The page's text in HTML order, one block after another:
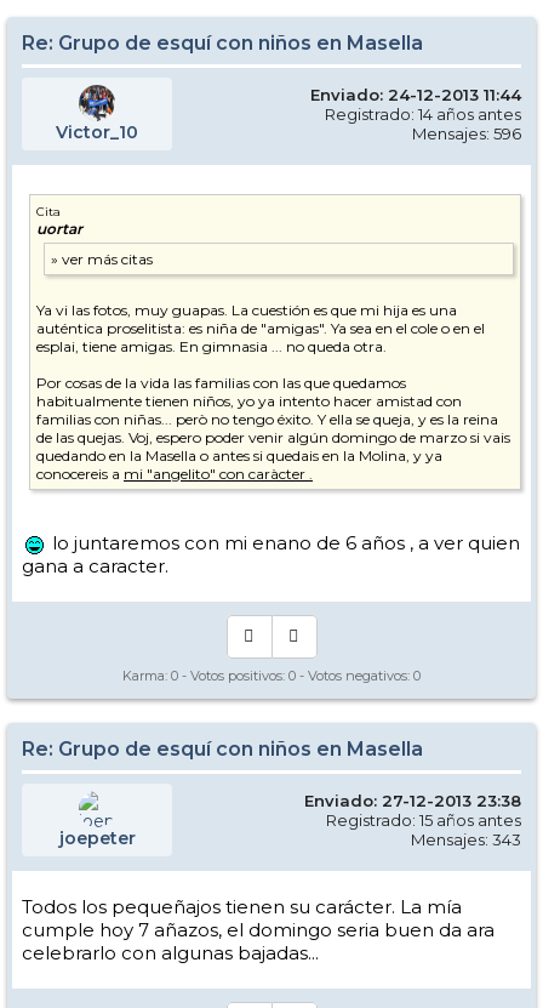
Re: Grupo de esquí con niños en Masella
Victor_10
Enviado: 24-12-2013 11:44
Registrado: 14 años antes
Mensajes: 596
Cita
uortar
Ya vi las fotos, muy guapas. La cuestión es que mi hija es una
auténtica proselitista: es niña de "amigas". Ya sea en el cole o en el
esplai, tiene amigas. En gimnasia ... no queda otra.
Por cosas de la vida las familias con las que quedamos
habitualmente tienen niños, yo ya intento hacer amistad con
familias con niñas... però no tengo éxito. Y ella se queja, y es la reina
de las quejas. Voj, espero poder venir algún domingo de marzo si vais
quedando en la Masella o antes si quedais en la Molina, y ya
conocereis a mi "angelito" con caràcter .
lo juntaremos con mi enano de 6 años , a ver quien
gana a caracter.
Karma: 0 - Votos positivos: 0 - Votos negativos: 0
Re: Grupo de esquí con niños en Masella
joepeter
Enviado: 27-12-2013 23:38
Registrado: 15 años antes
Mensajes: 343
Todos los pequeñajos tienen su carácter. La mía
cumple hoy 7 añazos, el domingo seria buen da ara
celebrarlo con algunas bajadas...